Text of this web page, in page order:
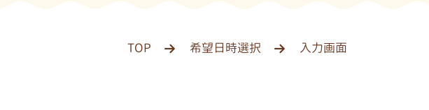
TOP 希望日時選択 入力画面